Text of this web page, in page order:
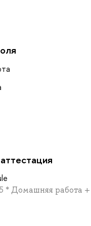
* Домашняя работа